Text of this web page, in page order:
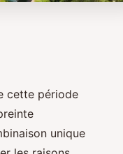
cette période
unique